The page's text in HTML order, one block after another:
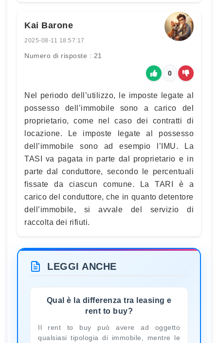
Kai Barone
2025-08-11 18:57:17
Numero di risposte : 21
0
Nel periodo dell’utilizzo, le imposte legate al
possesso dell’immobile sono a carico del
proprietario, come nel caso dei contratti di
locazione. Le imposte legate al possesso
dell’immobile sono ad esempio l’IMU. La
TASI va pagata in parte dal proprietario e in
parte dal conduttore, secondo le percentuali
fissate da ciascun comune. La TARI è a
carico del conduttore, che in quanto detentore
dell’immobile, si avvale del servizio di
raccolta dei rifiuti.
LEGGI ANCHE
Qual è la differenza tra leasing e
rent to buy?
Il rent to buy può avere ad oggetto
qualsiasi tipologia di immobile, mentre le